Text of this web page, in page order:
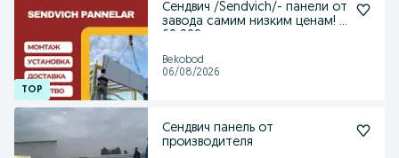
Сендвич /Sendvich/- панели от
завода самим низким ценам! |
Bekobod
06/08/2026
Сендвич панель от
производителя